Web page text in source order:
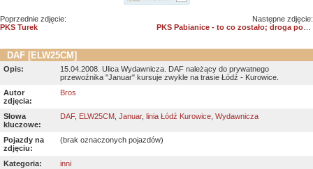
Poprzednie zdjęcie:
PKS Turek
Następne zdjęcie:
PKS Pabianice - to co zostało; droga pożarowa
DAF [ELW25CM]
Opis:
15.04.2008. Ulica Wydawnicza. DAF należący do prywatnego
przewoźnika "Januar" kursuje zwykle na trasie Łódź - Kurowice.
Autor
zdjęcia:
Bros
Słowa
kluczowe:
DAF, ELW25CM Januar, linia Łódź Kurowice Wydawnicza
Pojazdy na
zdjęciu:
(brak oznaczonych pojazdów)
Kategoria:
inni